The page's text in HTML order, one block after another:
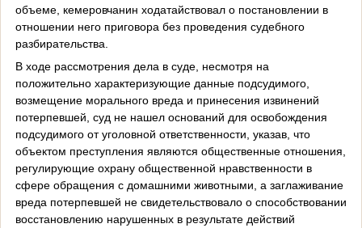
объеме, кемеровчанин ходатайствовал о постановлении в
отношении него приговора без проведения судебного
разбирательства.
В ходе рассмотрения дела в суде, несмотря на
положительно характеризующие данные подсудимого,
возмещение морального вреда и принесения извинений
потерпевшей, суд не нашел оснований для освобождения
подсудимого от уголовной ответственности, указав, что
объектом преступления являются общественные отношения,
регулирующие охрану общественной нравственности в
сфере обращения с домашними животными, а заглаживание
вреда потерпевшей не свидетельствовало о способствовании
восстановлению нарушенных в результате действий